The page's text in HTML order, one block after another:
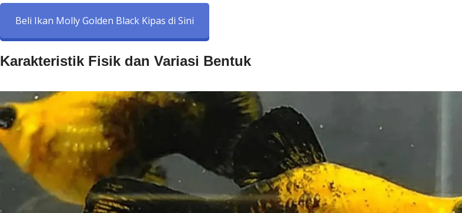
Beli Ikan Molly Golden Black Kipas di Sini
Karakteristik Fisik dan Variasi Bentuk